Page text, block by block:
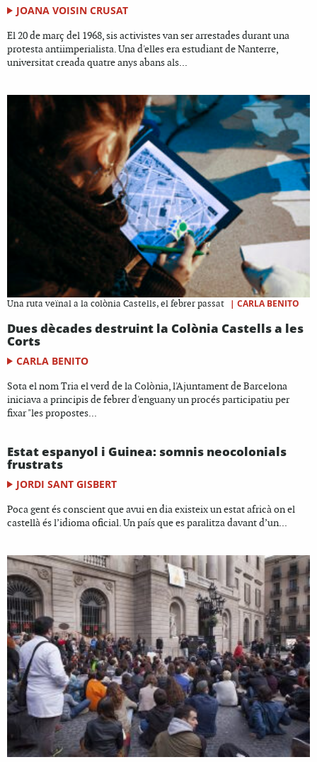
JOANA VOISIN CRUSAT
El 20 de març del 1968, sis activistes van ser arrestades durant una
protesta antiimperialista. Una d'elles era estudiant de Nanterre,
universitat creada quatre anys abans als...
Una ruta veïnal a la colònia Castells, el febrer passat | CARLA BENITO
Dues dècades destruint la Colònia Castells a les
Corts
CARLA BENITO
Sota el nom Tria el verd de la Colònia, l'Ajuntament de Barcelona
iniciava a principis de febrer d'enguany un procés participatiu per
fixar "les propostes...
Estat espanyol i Guinea: somnis neocolonials
frustrats
JORDI SANT GISBERT
Poca gent és conscient que avui en dia existeix un estat africà on el
castellà és l’idioma oficial. Un país que es paralitza davant d’un...